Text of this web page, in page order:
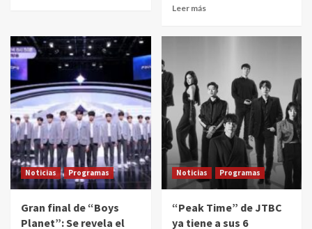
Leer más
Noticias Programas
Gran final de “Boys
Planet”: Se revela el
Noticias Programas
“Peak Time” de JTBC
ya tiene a sus 6